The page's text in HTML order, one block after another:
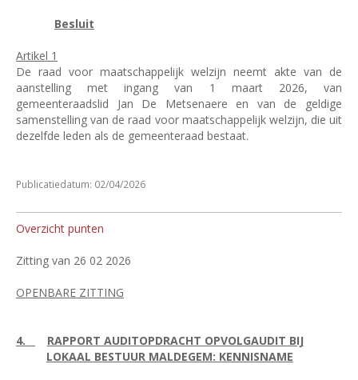
Besluit
Artikel 1
De raad voor maatschappelijk welzijn neemt akte van de
aanstelling met ingang van 1 maart 2026, van
gemeenteraadslid Jan De Metsenaere en van de geldige
samenstelling van de raad voor maatschappelijk welzijn, die uit
dezelfde leden als de gemeenteraad bestaat.
Publicatiedatum: 02/04/2026
Overzicht punten
Zitting van 26 02 2026
OPENBARE ZITTING
4.
RAPPORT AUDITOPDRACHT OPVOLGAUDIT BIJ
LOKAAL BESTUUR MALDEGEM: KENNISNAME